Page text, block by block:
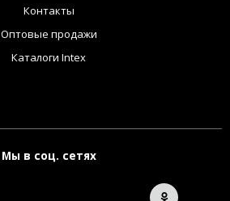
Контакты
Оптовые продажи
Каталоги Intex
Мы в соц. сетях